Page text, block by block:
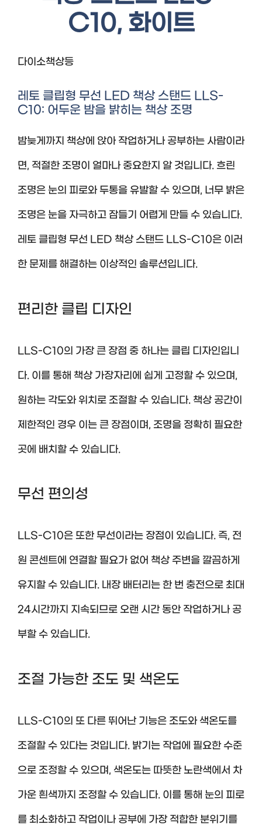
C10, 화이트
다이소책상등
레토 클립형 무선 LED 책상 스탠드 LLS-
C10: 어두운 밤을 밝히는 책상 조명
밤늦게까지 책상에 앉아 작업하거나 공부하는 사람이라
면, 적절한 조명이 얼마나 중요한지 알 것입니다. 흐린
조명은 눈의 피로와 두통을 유발할 수 있으며, 너무 밝은
조명은 눈을 자극하고 잠들기 어렵게 만들 수 있습니다.
레토 클립형 무선 LED 책상 스탠드 LLS-C10은 이러
한 문제를 해결하는 이상적인 솔루션입니다.
편리한 클립 디자인
LLS-C10의 가장 큰 장점 중 하나는 클립 디자인입니
다. 이를 통해 책상 가장자리에 쉽게 고정할 수 있으며,
원하는 각도와 위치로 조절할 수 있습니다. 책상 공간이
제한적인 경우 이는 큰 장점이며, 조명을 정확히 필요한
곳에 배치할 수 있습니다.
무선 편의성
LLS-C10은 또한 무선이라는 장점이 있습니다. 즉, 전
원 콘센트에 연결할 필요가 없어 책상 주변을 깔끔하게
유지할 수 있습니다. 내장 배터리는 한 번 충전으로 최대
24시간까지 지속되므로 오랜 시간 동안 작업하거나 공
부할 수 있습니다.
조절 가능한 조도 및 색온도
LLS-C10의 또 다른 뛰어난 기능은 조도와 색온도를
조절할 수 있다는 것입니다. 밝기는 작업에 필요한 수준
으로 조정할 수 있으며, 색온도는 따뜻한 노란색에서 차
가운 흰색까지 조정할 수 있습니다. 이를 통해 눈의 피로
를 최소화하고 작업이나 공부에 가장 적합한 분위기를